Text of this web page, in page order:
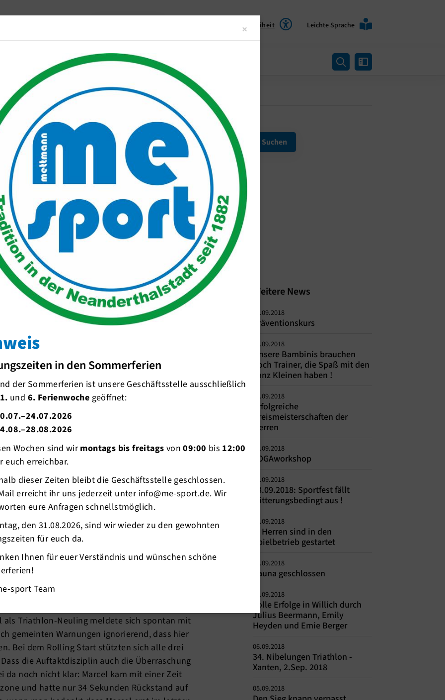
Barrierefreiheit Leichte Sprache
Unser Verein Mitgliederservice
Almere-Amsterdam am 13.09.2018
am
die Mitteldistanz in Almere
start (swim lap: 1x1,9 km | bike lap: 1x90
dem niederländischen Klassiker in der
als Triathlon-Neuling meldete sich spontan mit
gemeinten Warnungen ignorierend, dass hier
Bei dem Rolling Start stützten sich alle drei
die Auftaktdisziplin auch die Überraschung
da noch nicht klar: Marcel kam mit einer Zeit
und hatte nur 34 Sekunden Rückstand auf
Weitere News
25.09.2018
Präventionskurs
25.09.2018
Unsere Bambinis brauchen
noch Trainer, die Spaß mit den
ganz Kleinen haben !
25.09.2018
Erfolgreiche
Kreismeisterschaften der
Herren
24.09.2018
YOGAworkshop
23.09.2018
23.09.2018: Sportfest fällt
witterungsbedingt aus !
11.09.2018
1. Herren sind in den
Spielbetrieb gestartet
11.09.2018
Sauna geschlossen
09.09.2018
Tolle Erfolge in Willich durch
Julius Beermann, Emily
Heyden und Emie Berger
06.09.2018
34. Nibelungen Triathlon -
Xanten, 2.Sep. 2018
05.09.2018
× Close
in den Sommerferien
der Sommerferien ist unsere Geschäftsstelle ausschließlich
und 6. Ferienwoche geöffnet:
Wochen sind wirmontags bis freitags von09:00 bis 12:00
euch erreichbar.
dieser Zeiten bleibt die Geschäftsstelle geschlossen.
erreicht ihr uns jederzeit unter info@me-sport.de. Wir
eure Anfragen schnellstmöglich.
den 31.08.2026, sind wir wieder zu den gewohnten
für euch da.
Ihnen für euer Verständnis und wünschen schöne
sport Team